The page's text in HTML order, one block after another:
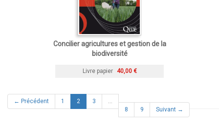
Concilier agricultures et gestion de la
biodiversité
Livre papier 40,00 €
← Précédent 1 2 (current)
3
…
8
9 Suivant →